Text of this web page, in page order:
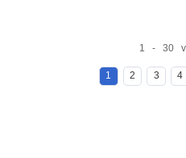
1 - 30
1 2 3 4